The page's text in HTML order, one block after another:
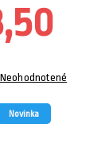
Novinka
Neohodnotené